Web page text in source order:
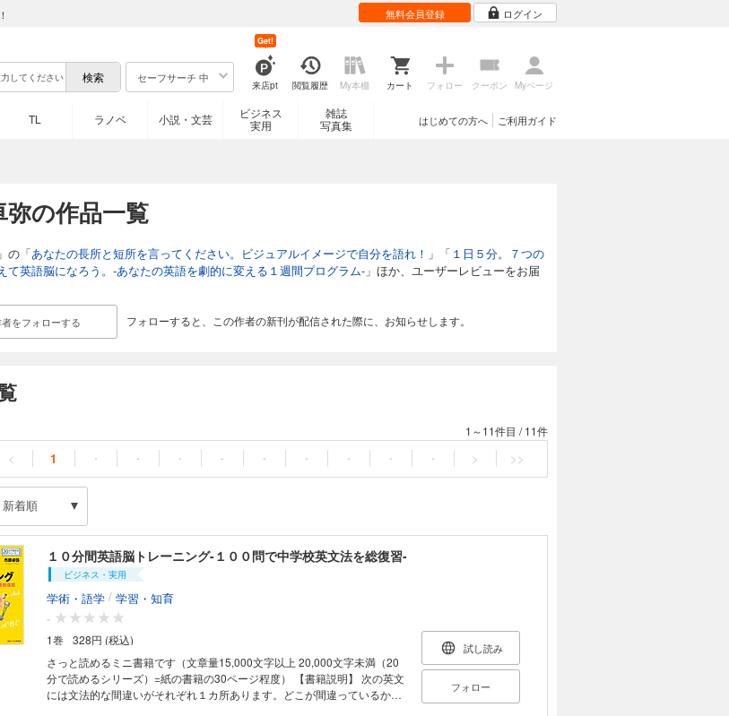
無料会員登録 ログイン
セーフサーチ 中
来店pt
Get!
閲覧履歴 My本棚 カート フォロー クーポン Myページ
TL ラノベ 小説・文芸
ビジネス
実用
雑誌
写真集
ご利用ガイド
はじめての方へ
弥の作品一覧
の「あなたの長所と短所を言ってください。ビジュアルイメージで自分を語れ！ 」「 １日５分。７つの
て英語脳になろう。-あなたの英語を劇的に変える１週間プログラム- 」ほか、ユーザーレビューをお届
をフォローする フォローすると、この作者の新刊が配信された際に、お知らせします。
1～11件目 /11件
< 1 ・ ・ ・ ・ ・ ・ ・ ・ ・ > >>
新着順
１０分間英語脳トレーニング-１００問で中学校英文法を総復習-
ビジネス・実用
学術・語学 / 学習・知育
-
1巻
328円 (税込)
さっと読めるミニ書籍です（文章量15,000文字以上 20,000文字未満（20
分で読めるシリーズ）=紙の書籍の30ページ程度） 【書籍説明】 次の英文
には文法的な間違いがそれぞれ１カ所あります。どこが間違っているかわ
試し読み
フォロー